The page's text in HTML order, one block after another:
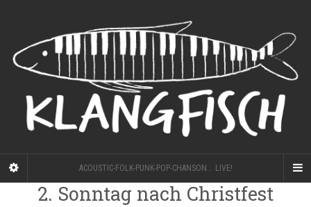
ACOUSTIC-FOLK-PUNK-POP-CHANSON... LIVE!
2. Sonntag nach Christfest